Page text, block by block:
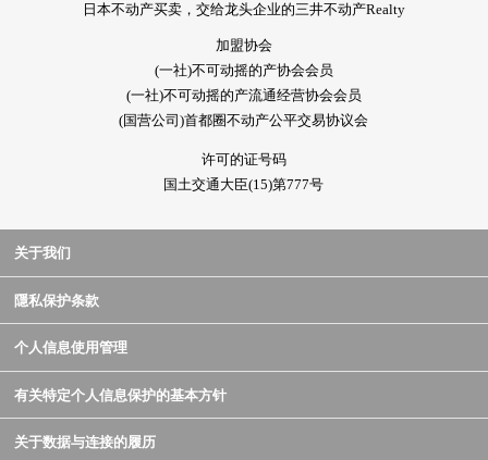
日本不动产买卖，交给龙头企业的三井不动产Realty
加盟协会
(一社)不可动摇的产协会会员
(一社)不可动摇的产流通经营协会会员
(国营公司)首都圈不动产公平交易协议会
许可的证号码
国土交通大臣(15)第777号
关于我们
隱私保护条款
个人信息使用管理
有关特定个人信息保护的基本方针
关于数据与连接的履历